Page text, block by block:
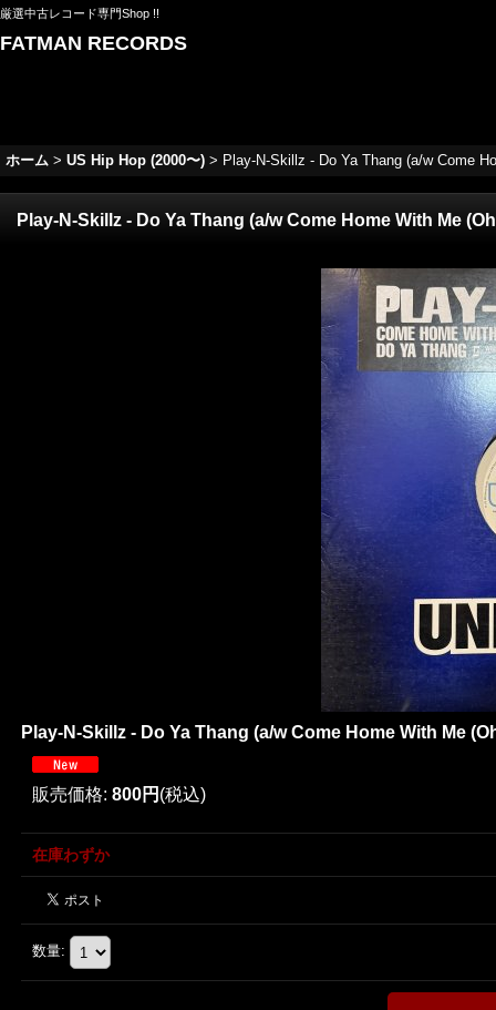
厳選中古レコード専門Shop !!
FATMAN RECORDS
ホーム > US Hip Hop (2000〜) > Play-N-Skillz - Do Ya Thang (a/w Come
Play-N-Skillz - Do Ya Thang (a/w Come Home With Me
Play-N-Skillz - Do Ya Thang (a/w Come Home With Me
販売価格: 800円 (税込)
在庫わずか
数量: